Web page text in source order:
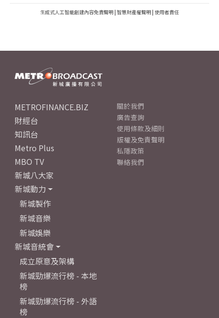
生成式人工智能創建內容免責聲明 | 智慧財產權聲明 | 使用者責任
METROFINANCE.BIZ
財經台
知訊台
Metro Plus
MBO TV
新城八大家
新城動力
新城製作
新城音樂
新城娛樂
新城音統會
成立原意及架構
新城勁爆流行榜 - 本地
榜
新城勁爆流行榜 - 外語
榜
關於我們
廣告查詢
使用條款及細則
版權及免責聲明
私隱政策
聯絡我們